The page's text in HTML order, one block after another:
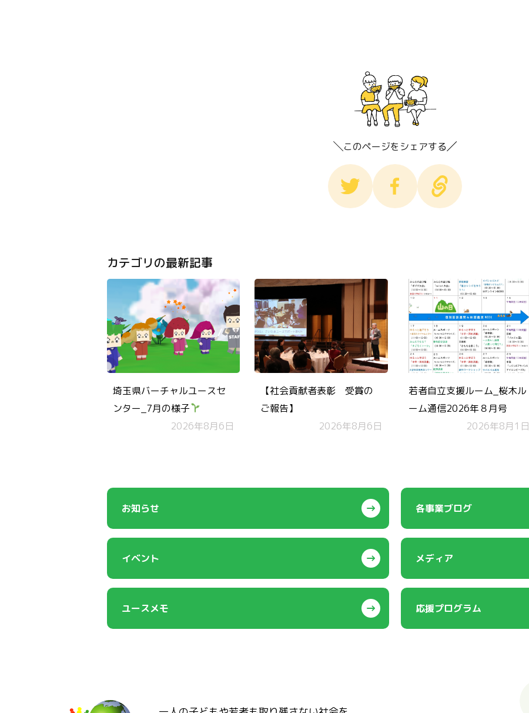
このページをシェアする
カテゴリの最新記事
埼玉県バーチャルユースセ
ンター_7月の様子
2026年8月6日
【社会貢献者表彰 受賞の
ご報告】
2026年8月6日
若者自立支援ルーム_桜木ル
ーム通信2026年８月号
2026年8月1日
お知らせ 各事業ブログ
イベント メディア
ユースメモ 応援プログラム